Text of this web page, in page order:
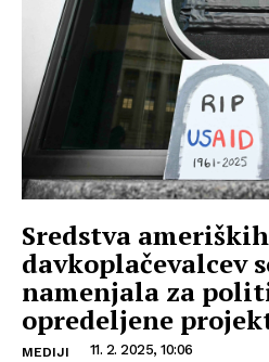
Sredstva ameriških
davkoplačevalcev
namenjala za
opredeljene
MEDIJI 11. 2. 2025, 10:06